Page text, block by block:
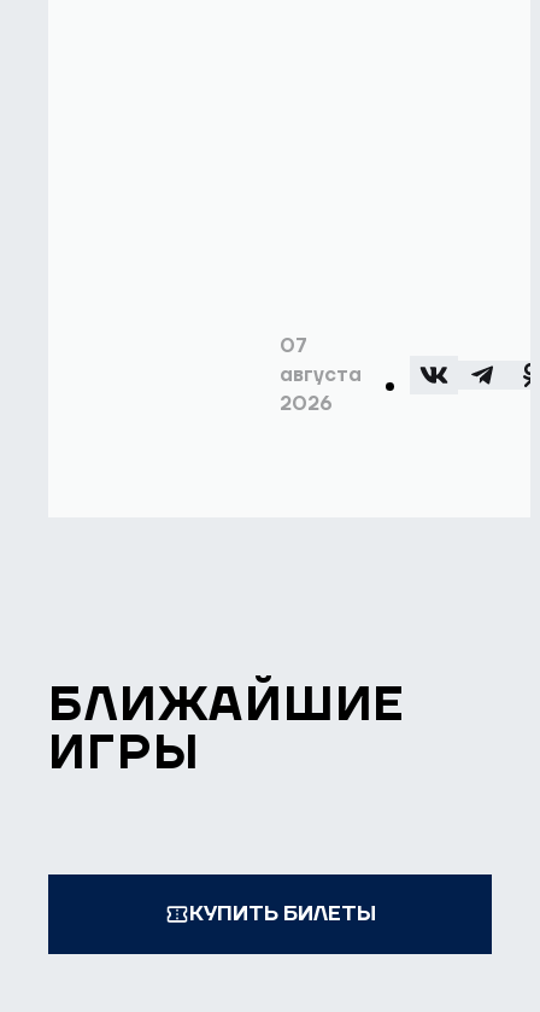
07
августа
2026
БЛИЖАЙШИЕ
ИГРЫ
КУПИТЬ БИЛЕТЫ